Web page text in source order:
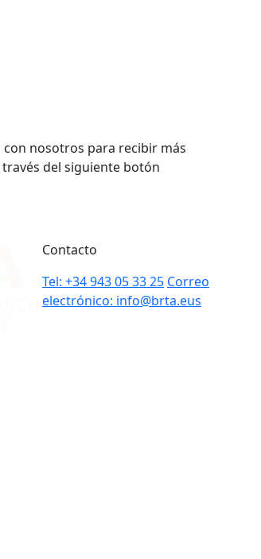
nosotros para recibir más
del siguiente botón
Contacto
Tel: +34 943 05 33 25 Correo
electrónico: info@brta.eus